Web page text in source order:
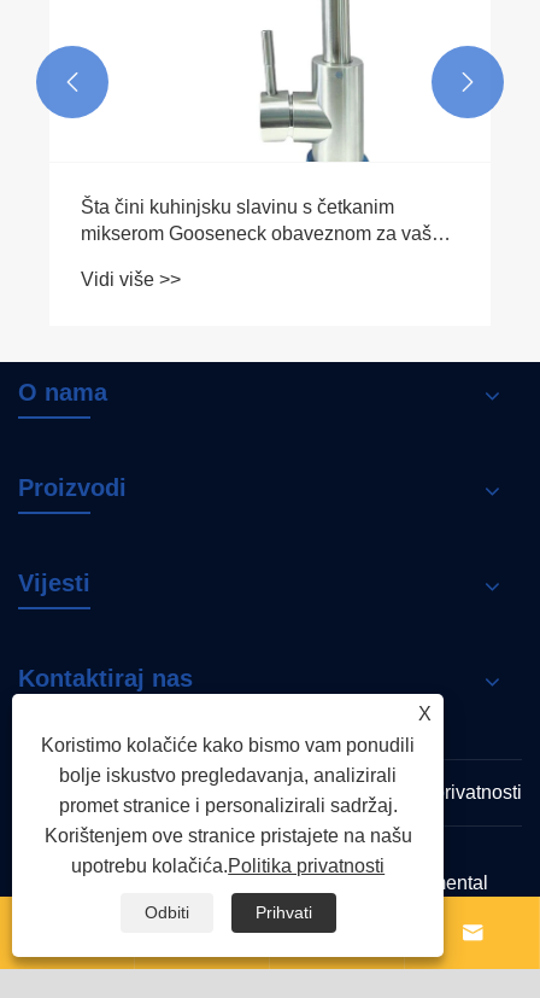
Šta čini kuhinjsku slavinu s četkanim
mikserom Gooseneck obaveznom za vašu
Vidi više >>
 
O nama
Proizvodi
Vijesti
Kontaktiraj nas
RSS XML Politika privatnosti
Copyright © 2026 Zhejiang Shenchi Environmental
Protection Technology Co., Ltd. Sva prava pridržana
 
X
Koristimo kolačiće kako bismo vam ponudili
bolje iskustvo pregledavanja, analizirali
promet stranice i personalizirali sadržaj.
Korištenjem ove stranice pristajete na našu
upotrebu kolačića.Politika privatnosti
Odbiti Prihvati